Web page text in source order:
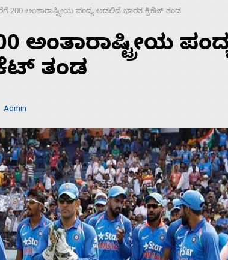
200 ಅಂತಾರಾಷ್ಟ್ರೀಯ ಪಂದ್ಯ ಆಡಲಿದೆ ಭಾರತ ಕ್ರಿಕೆಟ್ ತಂಡ
ಅಂತಾರಾಷ್ಟ್ರೀಯ
ತಂಡ
Admin